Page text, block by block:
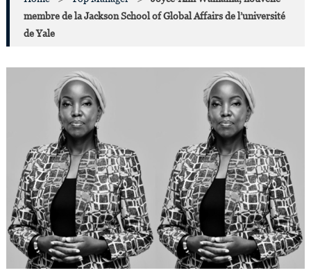
membre de la Jackson School of Global Affairs de l’université
de Yale